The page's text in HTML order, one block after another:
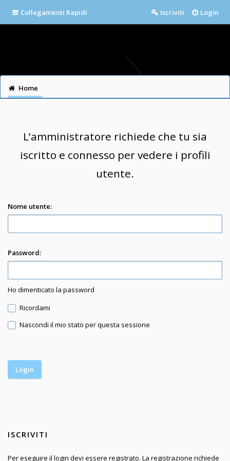
Collegamenti Rapidi Login
Iscriviti
Home
L’amministratore richiede che tu sia
iscritto e connesso per vedere i profili
utente.
Nome utente:
Password:
Ho dimenticato la password
Ricordami
Nascondi il mio stato per questa sessione
ISCRIVITI
Per eseguire il login devi essere registrato. La registrazione richiede